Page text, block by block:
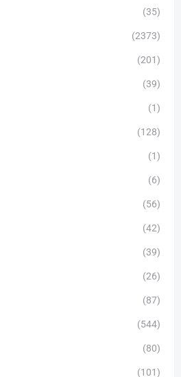
(35)
(2373)
(201)
(39)
(1)
(128)
(1)
(6)
(56)
(42)
(39)
(26)
(87)
(544)
(80)
(101)